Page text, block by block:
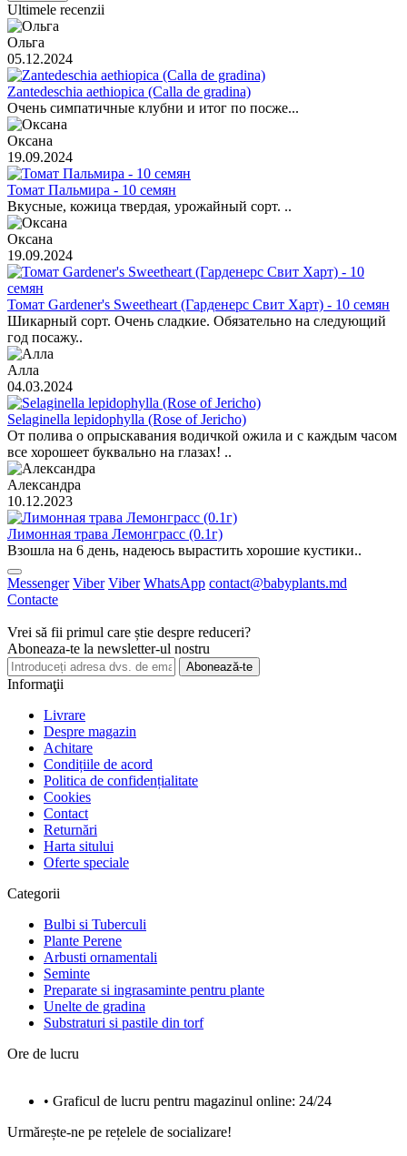
Ultimele recenzii
Ольга
05.12.2024
Zantedeschia aethiopica (Calla de gradina)
Очень симпатичные клубни и итог по посже...
Оксана
19.09.2024
Томат Пальмира - 10 семян
Вкусные, кожица твердая, урожайный сорт. ..
Оксана
19.09.2024
Томат Gardener's Sweetheart (Гарденерс Свит Харт) - 10 семян
Шикарный сорт. Очень сладкие. Обязательно на следующий
год посажу..
Алла
04.03.2024
Selaginella lepidophylla (Rose of Jericho)
От полива о опрыскавания водичкой ожила и с каждым часом
все хорошеет буквально на глазах! ..
Александра
10.12.2023
Лимонная трава Лемонграсс (0.1г)
Взошла на 6 день, надеюсь вырастить хорошие кустики..
Messenger Viber Viber WhatsApp contact@babyplants.md
Contacte
Vrei să fii primul care știe despre reduceri?
Aboneaza-te la newsletter-ul nostru
Abonează-te
Informaţii
Livrare
Despre magazin
Achitare
Condițiile de acord
Politica de confidențialitate
Cookies
Contact
Returnări
Harta sitului
Oferte speciale
Categorii
Bulbi si Tuberculi
Plante Perene
Arbusti ornamentali
Seminte
Preparate si ingrasaminte pentru plante
Unelte de gradina
Substraturi si pastile din torf
Ore de lucru
• Graficul de lucru pentru magazinul online: 24/24
Urmărește-ne pe rețelele de socializare!